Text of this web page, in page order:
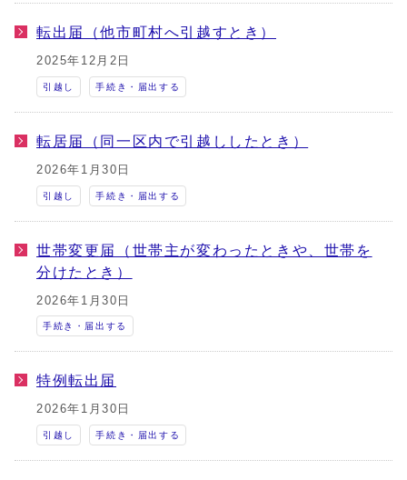
転出届（他市町村へ引越すとき）
2025年12月2日
引越し 手続き・届出する
転居届（同一区内で引越ししたとき）
2026年1月30日
引越し 手続き・届出する
世帯変更届（世帯主が変わったときや、世帯を
分けたとき）
2026年1月30日
手続き・届出する
特例転出届
2026年1月30日
引越し 手続き・届出する